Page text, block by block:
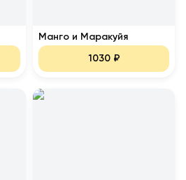
Манго и Маракуйя
1030₽